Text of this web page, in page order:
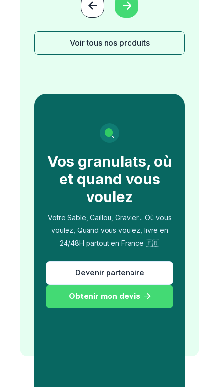
 
Voir tous nos produits
Vos granulats, où
et quand vous
voulez
Votre Sable, Caillou, Gravier... Où vous
voulez, Quand vous voulez, livré en
24/48H partout en France 🇫🇷
Devenir partenaire
Obtenir mon devis 